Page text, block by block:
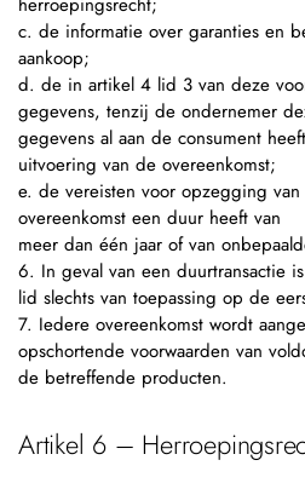
c. de informatie over garanties en
aankoop;
d. de in artikel 4 lid 3 van deze
gegevens, tenzij de ondernemer
gegevens al aan de consument
uitvoering van de overeenkomst;
e. de vereisten voor opzegging
overeenkomst een duur heeft van
meer dan één jaar of van
6. In geval van een duurtransactie
lid slechts van toepassing op de
7. Iedere overeenkomst wordt
opschortende voorwaarden van
de betreffende producten.
Artikel 6 –